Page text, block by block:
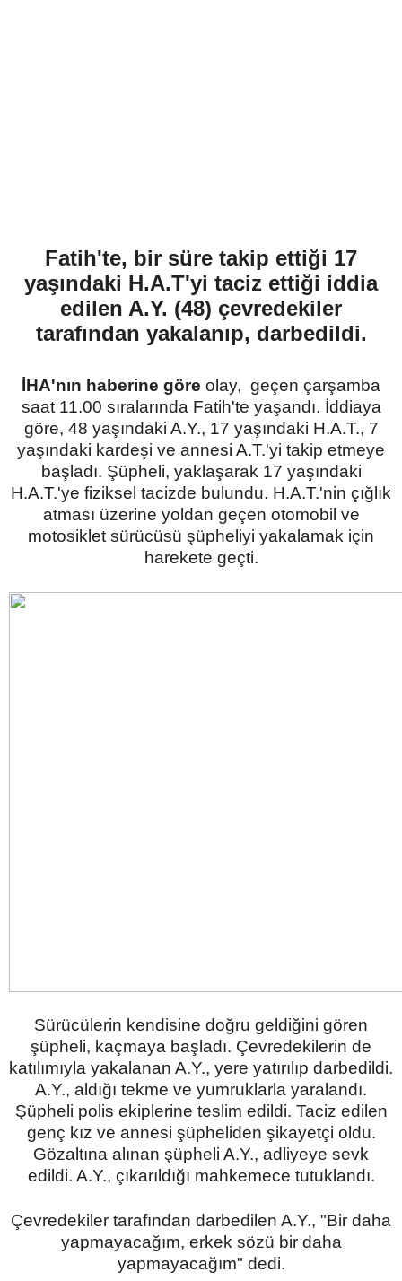
Fatih'te, bir süre takip ettiği 17
yaşındaki H.A.T'yi taciz ettiği iddia
edilen A.Y. (48) çevredekiler
tarafından yakalanıp, darbedildi.
İHA'nın haberine göre olay, geçen çarşamba
saat 11.00 sıralarında Fatih'te yaşandı. İddiaya
göre, 48 yaşındaki A.Y., 17 yaşındaki H.A.T., 7
yaşındaki kardeşi ve annesi A.T.'yi takip etmeye
başladı. Şüpheli, yaklaşarak 17 yaşındaki
H.A.T.'ye fiziksel tacizde bulundu. H.A.T.'nin çığlık
atması üzerine yoldan geçen otomobil ve
motosiklet sürücüsü şüpheliyi yakalamak için
harekete geçti.
Sürücülerin kendisine doğru geldiğini gören
şüpheli, kaçmaya başladı. Çevredekilerin de
katılımıyla yakalanan A.Y., yere yatırılıp darbedildi.
A.Y., aldığı tekme ve yumruklarla yaralandı.
Şüpheli polis ekiplerine teslim edildi. Taciz edilen
genç kız ve annesi şüpheliden şikayetçi oldu.
Gözaltına alınan şüpheli A.Y., adliyeye sevk
edildi. A.Y., çıkarıldığı mahkemece tutuklandı.
Çevredekiler tarafından darbedilen A.Y., "Bir daha
yapmayacağım, erkek sözü bir daha
yapmayacağım" dedi.